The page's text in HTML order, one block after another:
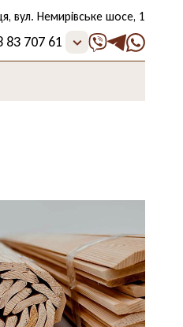
вул. Немирівське шосе, 1
83 707 61